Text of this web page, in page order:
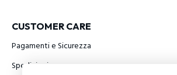
CUSTOMER CARE
Pagamenti e Sicurezza
Spedizioni